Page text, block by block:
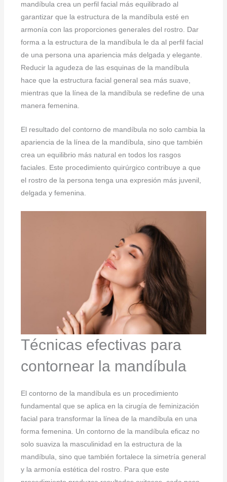
mandíbula crea un perfil facial más equilibrado al
garantizar que la estructura de la mandíbula esté en
armonía con las proporciones generales del rostro. Dar
forma a la estructura de la mandíbula le da al perfil facial
de una persona una apariencia más delgada y elegante.
Reducir la agudeza de las esquinas de la mandíbula
hace que la estructura facial general sea más suave,
mientras que la línea de la mandíbula se redefine de una
manera femenina.
El resultado del contorno de mandíbula no solo cambia la
apariencia de la línea de la mandíbula, sino que también
crea un equilibrio más natural en todos los rasgos
faciales. Este procedimiento quirúrgico contribuye a que
el rostro de la persona tenga una expresión más juvenil,
delgada y femenina.
Técnicas efectivas para
contornear la mandíbula
El contorno de la mandíbula es un procedimiento
fundamental que se aplica en la cirugía de feminización
facial para transformar la línea de la mandíbula en una
forma femenina. Un contorno de la mandíbula eficaz no
solo suaviza la masculinidad en la estructura de la
mandíbula, sino que también fortalece la simetría general
y la armonía estética del rostro. Para que este